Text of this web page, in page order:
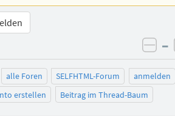
–
alle Foren SELFHTML-Forum
anmelden
erstellen
Beitrag im Thread-Baum